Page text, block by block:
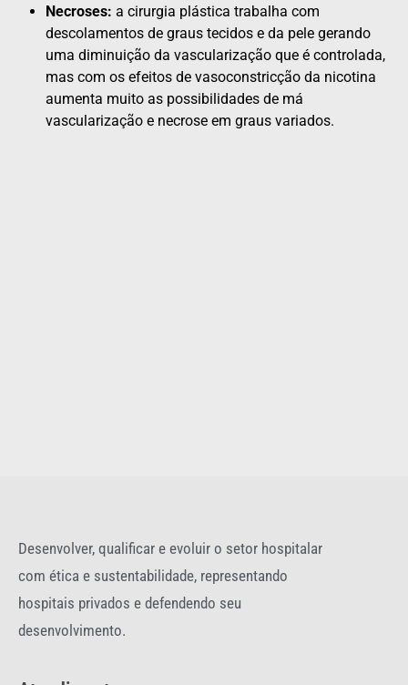
Necroses: a cirurgia plástica trabalha com
descolamentos de graus tecidos e da pele gerando
uma diminuição da vascularização que é controlada,
mas com os efeitos de vasoconstricção da nicotina
aumenta muito as possibilidades de má
vascularização e necrose em graus variados.
Desenvolver, qualificar e evoluir o setor hospitalar
com ética e sustentabilidade, representando
hospitais privados e defendendo seu
desenvolvimento.